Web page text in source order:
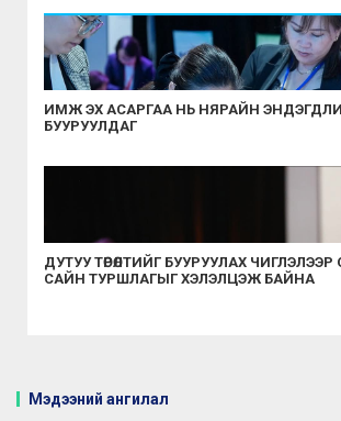
ИМЖ ЭХ АСАРГАА НЬ НЯРАЙН
БУУРУУЛДАГ
ДУТУУ ТӨРӨЛТИЙГ БУУРУУЛАХ
САЙН ТУРШЛАГЫГ ХЭЛЭЛЦЭЖ БАЙНА
Мэдээний ангилал